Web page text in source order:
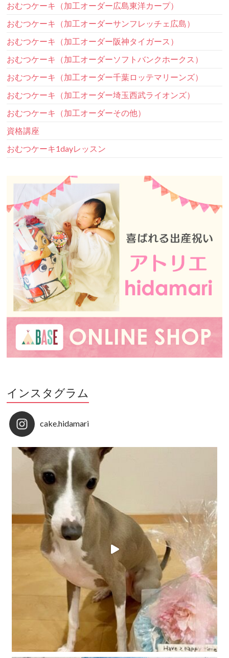
おむつケーキ（加工オーダー広島東洋カープ）
おむつケーキ（加工オーダーサンフレッチェ広島）
おむつケーキ（加工オーダー阪神タイガース）
おむつケーキ（加工オーダーソフトバンクホークス）
おむつケーキ（加工オーダー千葉ロッテマリーンズ）
おむつケーキ（加工オーダー埼玉西武ライオンズ）
おむつケーキ（加工オーダーその他）
資格講座
おむつケーキ1dayレッスン
インスタグラム
cake.hidamari